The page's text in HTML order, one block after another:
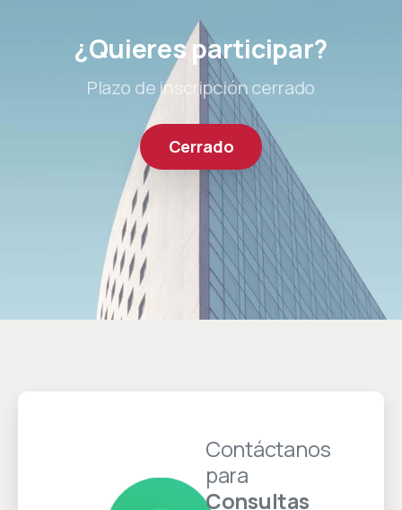
¿Quieres participar?
Plazo de inscripción cerrado
Cerrado
Contáctanos
para
Consultas